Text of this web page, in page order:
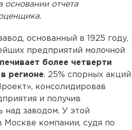
основании отчета
основанный в 1925 году,
предприятий молочной
более четверти
регионе. 25% спорных акций
консолидировав
и получив
над заводом. У этой
Москве компании, судя по